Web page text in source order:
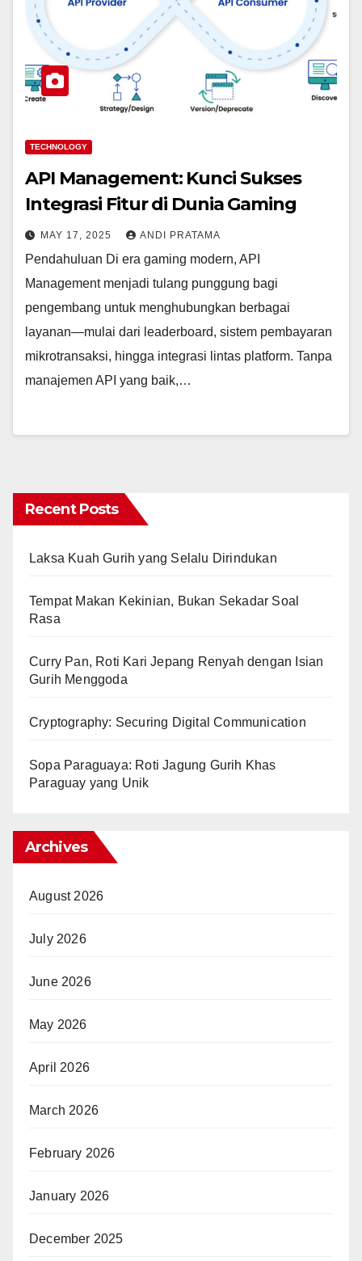
TECHNOLOGY
API Management: Kunci Sukses
Integrasi Fitur di Dunia Gaming
MAY 17, 2025 ANDI PRATAMA
Pendahuluan Di era gaming modern, API
Management menjadi tulang punggung bagi
pengembang untuk menghubungkan berbagai
layanan—mulai dari leaderboard, sistem pembayaran
mikrotransaksi, hingga integrasi lintas platform. Tanpa
manajemen API yang baik,…
Recent Posts
Laksa Kuah Gurih yang Selalu Dirindukan
Tempat Makan Kekinian, Bukan Sekadar Soal
Rasa
Curry Pan, Roti Kari Jepang Renyah dengan Isian
Gurih Menggoda
Cryptography: Securing Digital Communication
Sopa Paraguaya: Roti Jagung Gurih Khas
Paraguay yang Unik
Archives
August 2026
July 2026
June 2026
May 2026
April 2026
March 2026
February 2026
January 2026
December 2025